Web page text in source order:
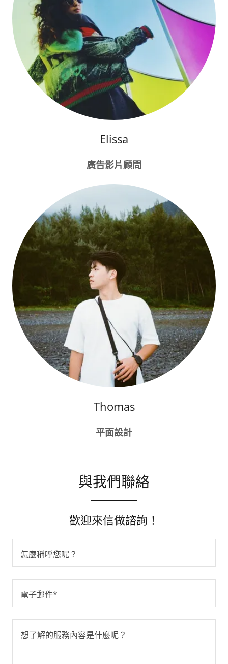
Elissa
廣告影片顧問
Thomas
平面設計
與我們聯絡
歡迎來信做諮詢！
怎麼稱呼您呢？
電子郵件*